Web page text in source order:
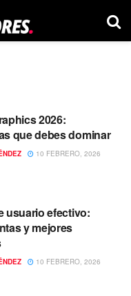
2026:
que debes dominar
10 FEBRERO, 2026
usuario efectivo:
y mejores
10 FEBRERO, 2026